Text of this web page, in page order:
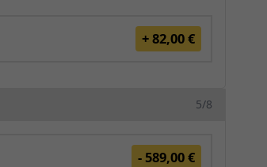
+ 82,00 €
5/8
- 589,00 €